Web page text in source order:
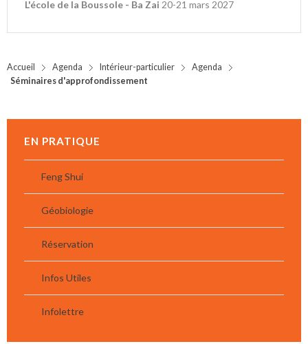
L'école de la Boussole - Ba Zai 20-21 mars 2027
Accueil Agenda Intérieur-particulier
Agenda
Séminaires d'approfondissement
EN PRATIQUE
Feng Shui
Géobiologie
Réservation
Infos Utiles
Infolettre